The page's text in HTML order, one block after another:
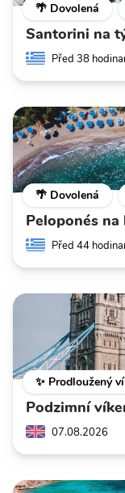
🌴 Dovolená
Santorini na
Před 38
🌴 Dovolená
Peloponés
Před 44
✨ Prodloužený
Podzimní
07.08.2026